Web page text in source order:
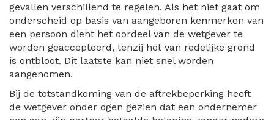
gevallen verschillend te regelen. Als het niet gaat om
onderscheid op basis van aangeboren kenmerken van
een persoon dient het oordeel van de wetgever te
worden geaccepteerd, tenzij het van redelijke grond
is ontbloot. Dit laatste kan niet snel worden
aangenomen.
Bij de totstandkoming van de aftrekbeperking heeft
de wetgever onder ogen gezien dat een ondernemer